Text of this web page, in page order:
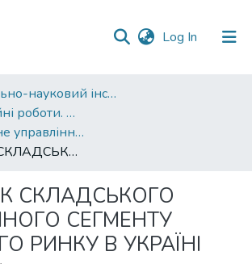
Log In (current)
Навчально-науковий інститут економіки, управління, права та інформаційних технологій
Кваліфікаційні роботи. ННІ економіки, управління, права та ІТ
281 «Публічне управління та адміністрування»
РОЗВИТОК СКЛАДСЬКОГО ЛОГІСТИЧНОГО СЕГМЕНТУ АГРАРНОГО РИНКУ В УКРАЇНІ
СКЛАДСЬКОГО
СЕГМЕНТУ
РИНКУ В УКРАЇНІ